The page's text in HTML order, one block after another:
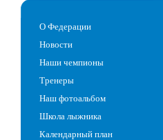
О Федерации
Новости
Наши чемпионы
Тренеры
Наш фотоальбом
Школа лыжника
Календарный план